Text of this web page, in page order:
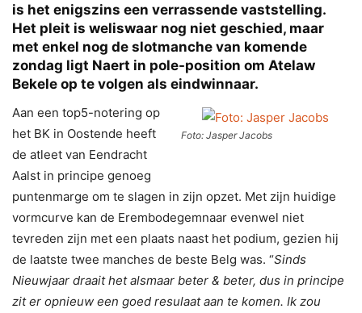
is het enigszins een verrassende vaststelling.
Het pleit is weliswaar nog niet geschied, maar
met enkel nog de slotmanche van komende
zondag ligt Naert in pole-position om Atelaw
Bekele op te volgen als eindwinnaar.
Foto: Jasper Jacobs
Aan een top5-notering op
het BK in Oostende heeft
de atleet van Eendracht
Aalst in principe genoeg
puntenmarge om te slagen in zijn opzet. Met zijn huidige
vormcurve kan de Erembodegemnaar evenwel niet
tevreden zijn met een plaats naast het podium, gezien hij
de laatste twee manches de beste Belg was. “Sinds
Nieuwjaar draait het alsmaar beter & beter, dus in principe
zit er opnieuw een goed resulaat aan te komen. Ik zou